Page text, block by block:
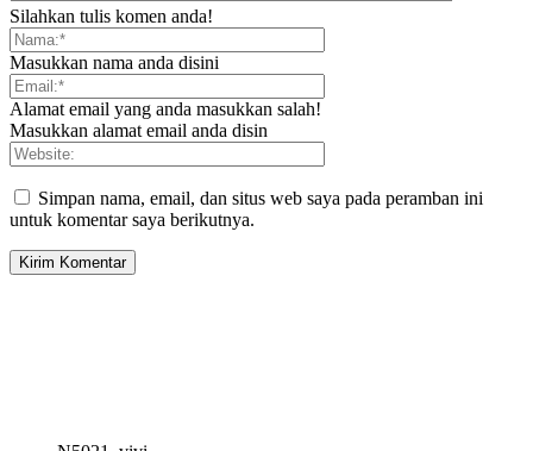
Silahkan tulis komen anda!
Masukkan nama anda disini
Alamat email yang anda masukkan salah!
Masukkan alamat email anda disin
Simpan nama, email, dan situs web saya pada peramban ini
untuk komentar saya berikutnya.